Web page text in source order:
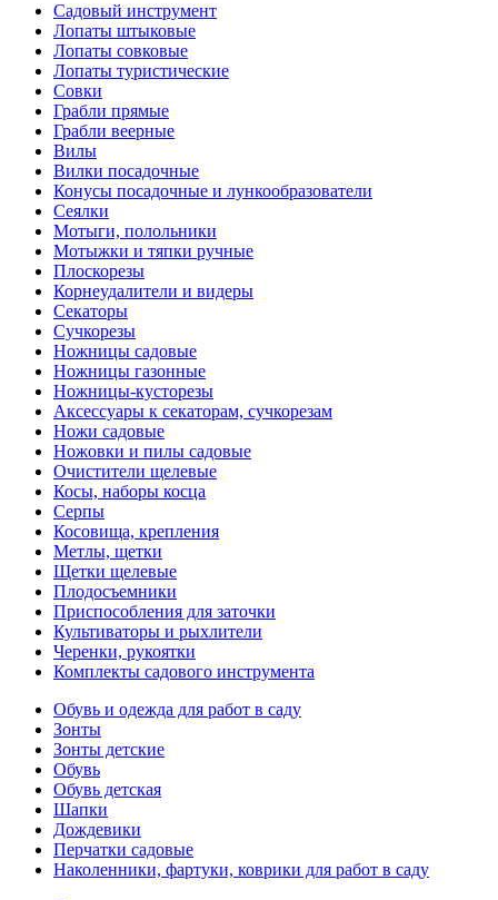
Садовый инструмент
Лопаты штыковые
Лопаты совковые
Лопаты туристические
Совки
Грабли прямые
Грабли веерные
Вилы
Вилки посадочные
Конусы посадочные и лункообразователи
Сеялки
Мотыги, полольники
Мотыжки и тяпки ручные
Плоскорезы
Корнеудалители и видеры
Секаторы
Сучкорезы
Ножницы садовые
Ножницы газонные
Ножницы-кусторезы
Аксессуары к секаторам, сучкорезам
Ножи садовые
Ножовки и пилы садовые
Очистители щелевые
Косы, наборы косца
Серпы
Косовища, крепления
Метлы, щетки
Щетки щелевые
Плодосъемники
Приспособления для заточки
Культиваторы и рыхлители
Черенки, рукоятки
Комплекты садового инструмента
Обувь и одежда для работ в саду
Зонты
Зонты детские
Обувь
Обувь детская
Шапки
Дождевики
Перчатки садовые
Наколенники, фартуки, коврики для работ в саду